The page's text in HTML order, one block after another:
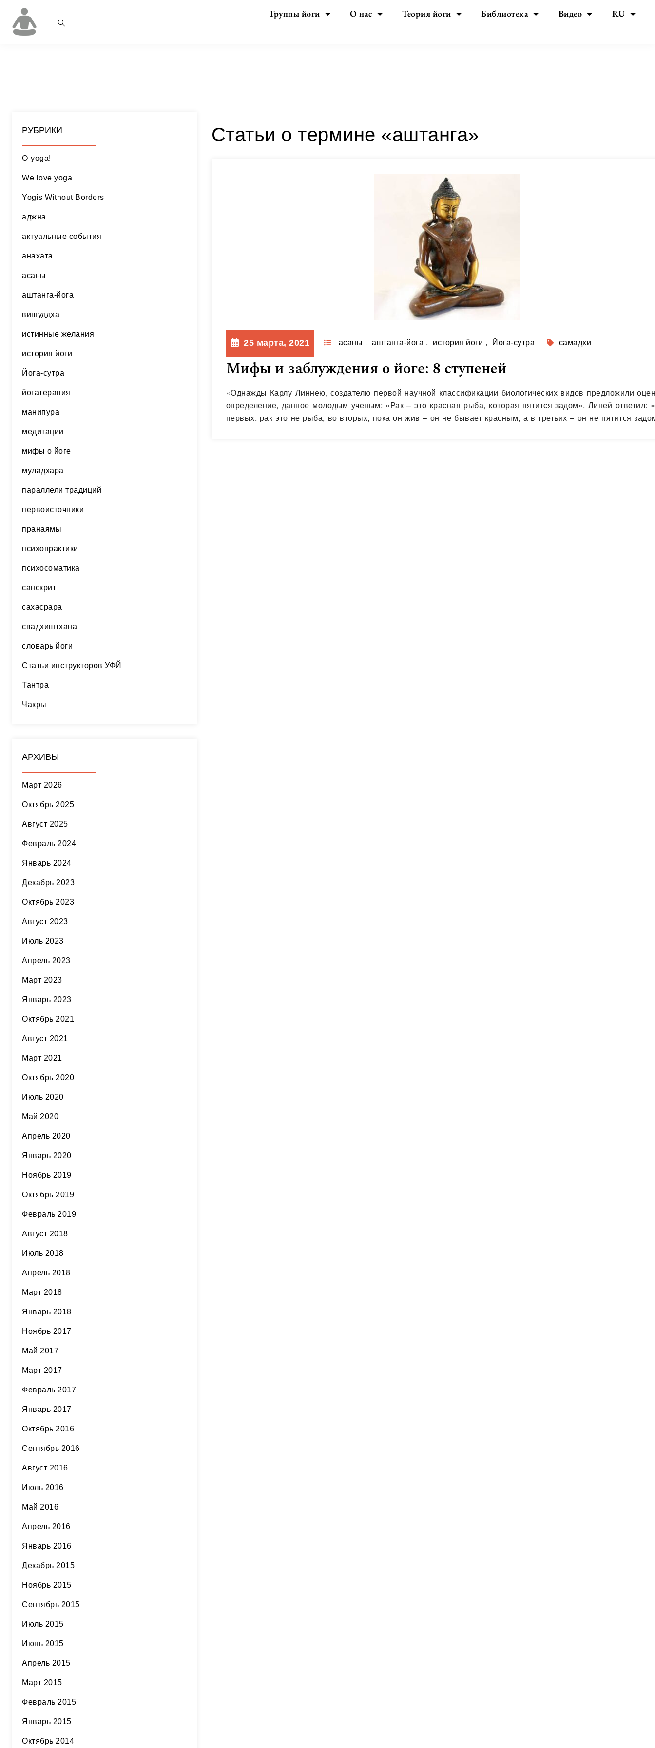
Группы йоги О нас Теория йоги Библиотека Видео RU
РУБРИКИ
O-yoga!
We love yoga
Yogis Without Borders
аджна
актуальные события
анахата
асаны
аштанга-йога
вишуддха
истинные желания
история йоги
Йога-сутра
йогатерапия
манипура
медитации
мифы о йоге
муладхара
параллели традиций
первоисточники
пранаямы
психопрактики
психосоматика
санскрит
сахасрара
свадхиштхана
словарь йоги
Статьи инструкторов УФЙ
Тантра
Чакры
АРХИВЫ
Март 2026
Октябрь 2025
Август 2025
Февраль 2024
Январь 2024
Декабрь 2023
Октябрь 2023
Август 2023
Июль 2023
Апрель 2023
Март 2023
Январь 2023
Октябрь 2021
Август 2021
Март 2021
Октябрь 2020
Июль 2020
Май 2020
Апрель 2020
Январь 2020
Ноябрь 2019
Октябрь 2019
Февраль 2019
Август 2018
Июль 2018
Апрель 2018
Март 2018
Январь 2018
Ноябрь 2017
Май 2017
Март 2017
Февраль 2017
Январь 2017
Октябрь 2016
Сентябрь 2016
Август 2016
Июль 2016
Май 2016
Апрель 2016
Январь 2016
Декабрь 2015
Ноябрь 2015
Сентябрь 2015
Июль 2015
Июнь 2015
Апрель 2015
Март 2015
Февраль 2015
Январь 2015
Октябрь 2014
Статьи о термине «аштанга»
25 марта, 2021 асаны , аштанга-йога , история йоги , Йога-сутра самадхи
Мифы и заблуждения о йоге: 8 ступеней
«Однажды Карлу Линнею, создателю первой научной классификации биологических видов предложили
определение, данное молодым ученым: «Рак – это красная рыба, которая пятится задом». Линей ответил:
первых: рак это не рыба, во вторых, пока он жив – он не бывает красным, а в третьих – он не пятится